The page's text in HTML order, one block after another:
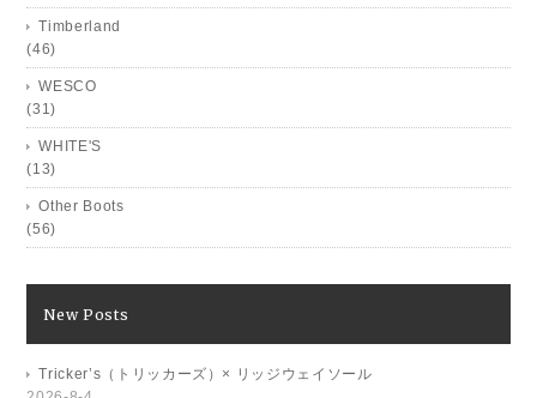
Timberland
(46)
WESCO
(31)
WHITE'S
(13)
Other Boots
(56)
New Posts
Tricker’s（トリッカーズ）× リッジウェイソール